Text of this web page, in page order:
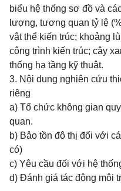
biểu hệ thống sơ đồ và
lượng, tương quan tỷ lệ
vật thể kiến trúc; khoảng
công trình kiến trúc; cây
thống hạ tầng kỹ thuật.
3. Nội dung nghiên cứu
riêng
a) Tổ chức không gian
quan.
b) Bảo tồn đô thị đối với
có)
c) Yêu cầu đối với hệ
d) Đánh giá tác động môi